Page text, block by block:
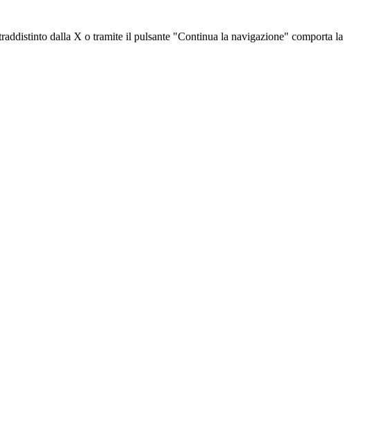
dalla X o tramite il pulsante "Continua la navigazione" comporta la